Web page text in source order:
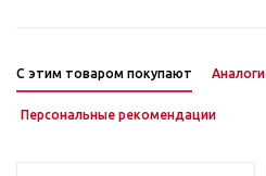
С этим товаром покупают Аналоги
Персональные рекомендации